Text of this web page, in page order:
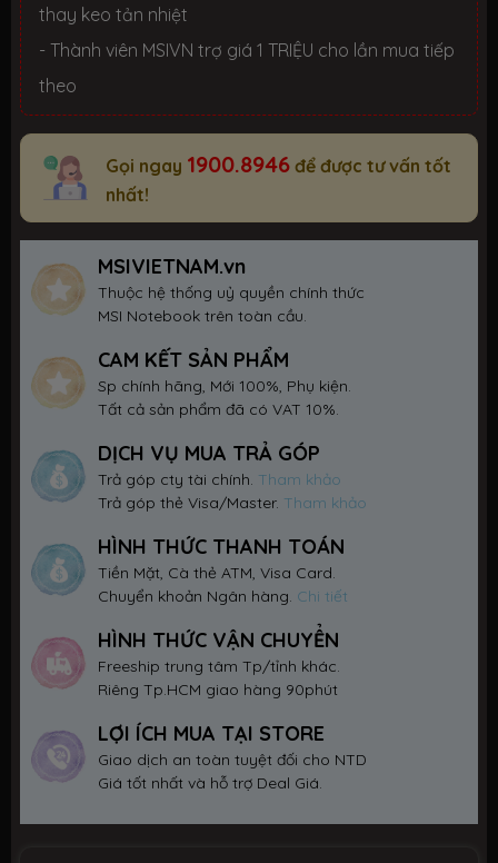
thay keo tản nhiệt
- Thành viên MSIVN trợ giá 1 TRIỆU cho lần mua tiếp
theo
Gọi ngay 1900.8946 để được tư vấn tốt
nhất!
MSIVIETNAM.vn
Thuộc hệ thống uỷ quyền chính thức
MSI Notebook trên toàn cầu.
CAM KẾT SẢN PHẨM
Sp chính hãng, Mới 100%, Phụ kiện.
Tất cả sản phẩm đã có VAT 10%.
DỊCH VỤ MUA TRẢ GÓP
Trả góp cty tài chính. Tham khảo
Trả góp thẻ Visa/Master. Tham khảo
HÌNH THỨC THANH TOÁN
Tiền Mặt, Cà thẻ ATM, Visa Card.
Chuyển khoản Ngân hàng. Chi tiết
HÌNH THỨC VẬN CHUYỂN
Freeship trung tâm Tp/tỉnh khác.
Riêng Tp.HCM giao hàng 90phút
LỢI ÍCH MUA TẠI STORE
Giao dịch an toàn tuyệt đối cho NTD
Giá tốt nhất và hỗ trợ Deal Giá.